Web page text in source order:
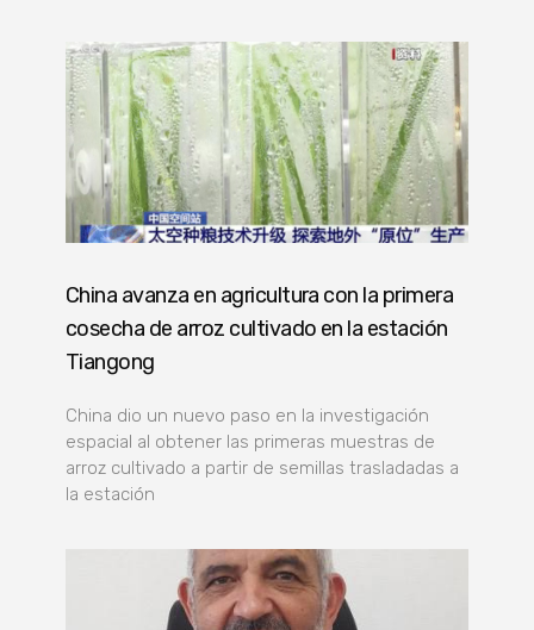
China avanza en agricultura con la primera
cosecha de arroz cultivado en la estación
Tiangong
China dio un nuevo paso en la investigación
espacial al obtener las primeras muestras de
arroz cultivado a partir de semillas trasladadas a
la estación